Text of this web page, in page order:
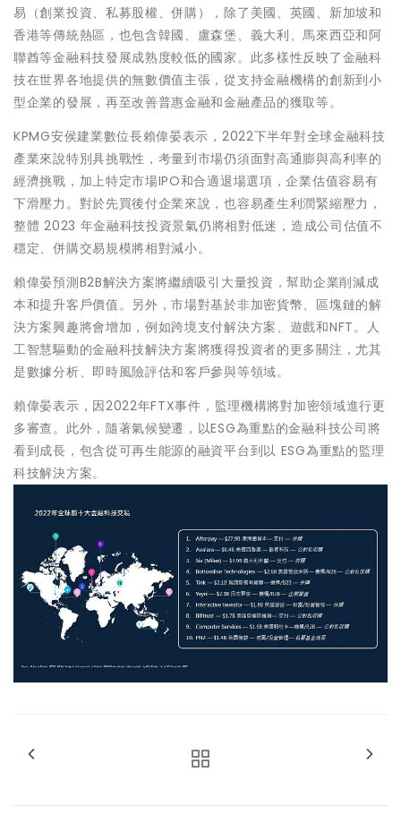
易（創業投資、私募股權、併購），除了美國、英國、新加坡和
香港等傳統熱區，也包含韓國、盧森堡、義大利、馬來西亞和阿
聯酋等金融科技發展成熟度較低的國家。此多樣性反映了金融科
技在世界各地提供的無數價值主張，從支持金融機構的創新到小
型企業的發展，再至改善普惠金融和金融產品的獲取等。
KPMG安侯建業數位長賴偉晏表示，2022下半年對全球金融科技
產業來說特別具挑戰性，考量到市場仍須面對高通膨與高利率的
經濟挑戰，加上特定市場IPO和合適退場選項，企業估值容易有
下滑壓力。對於先買後付企業來說，也容易產生利潤緊縮壓力，
整體 2023 年金融科技投資景氣仍將相對低迷，造成公司估值不
穩定、併購交易規模將相對減小。
賴偉晏預測B2B解決方案將繼續吸引大量投資，幫助企業削減成
本和提升客戶價值。另外，市場對基於非加密貨幣、區塊鏈的解
決方案興趣將會增加，例如跨境支付解決方案、遊戲和NFT。人
工智慧驅動的金融科技解決方案將獲得投資者的更多關注，尤其
是數據分析、即時風險評估和客戶參與等領域。
賴偉晏表示，因2022年FTX事件，監理機構將對加密領域進行更
多審查。此外，隨著氣候變遷，以ESG為重點的金融科技公司將
看到成長，包含從可再生能源的融資平台到以 ESG為重點的監理
科技解決方案。